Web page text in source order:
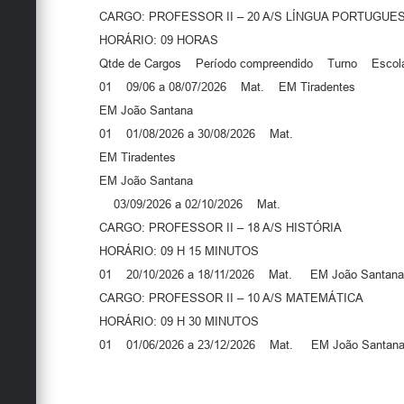
CARGO: PROFESSOR II – 20 A/S LÍNGUA
HORÁRIO: 09 HORAS
Qtde de Cargos Período compreendido Turno
01 09/06 a 08/07/2026 Mat. EM Tiradentes
EM João Santana
01 01/08/2026 a 30/08/2026 Mat.
EM Tiradentes
EM João Santana
03/09/2026 a 02/10/2026 Mat.
CARGO: PROFESSOR II – 18 A/S HISTÓRIA
HORÁRIO: 09 H 15 MINUTOS
01 20/10/2026 a 18/11/2026 Mat. EM João Santana
CARGO: PROFESSOR II – 10 A/S MATEMÁTICA
HORÁRIO: 09 H 30 MINUTOS
01 01/06/2026 a 23/12/2026 Mat. EM João Santana